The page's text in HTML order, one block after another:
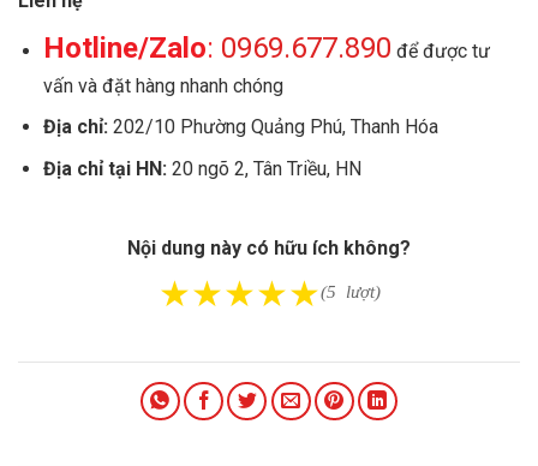
Hotline/Zalo: 0969.677.890 để được tư
vấn và đặt hàng nhanh chóng
Địa chỉ: 202/10 Phường Quảng Phú, Thanh Hóa
Địa chỉ tại HN: 20 ngõ 2, Tân Triều, HN
Nội dung này có hữu ích không?
★★★★★(5 lượt)